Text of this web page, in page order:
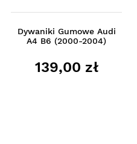
Dywaniki Gumowe Audi
A4 B6 (2000-2004)
139,00 zł